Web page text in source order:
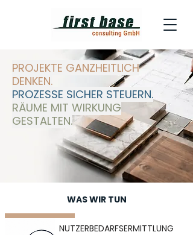
PROJEKTE GANZHEITLICH
DENKEN.
PROZESSE SICHER STEUERN.
RÄUME MIT WIRKUNG
GESTALTEN.
WAS WIR TUN
NUTZERBEDARFSERMITTLUNG